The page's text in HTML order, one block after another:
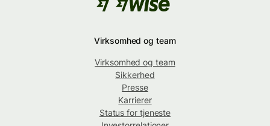
Virksomhed og team
Virksomhed og team
Sikkerhed
Presse
Karrierer
Status for tjeneste